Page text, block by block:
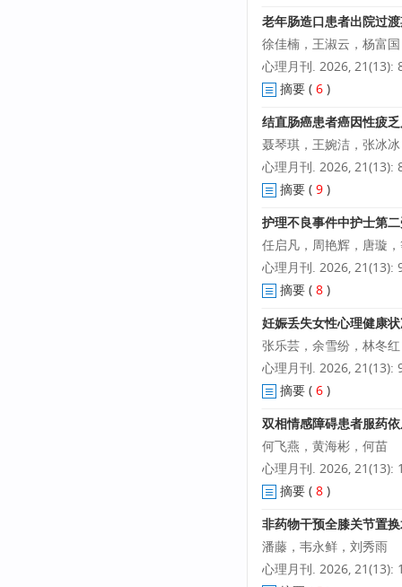
老年肠造口患者出院过
徐佳楠，王淑云，杨富
心理月刊. 2026, 21(13):
摘要 ( 6 )
结直肠癌患者癌因性疲
聂琴琪，王婉洁，张冰冰
心理月刊. 2026, 21(13):
摘要 ( 9 )
护理不良事件中护士第
任启凡，周艳辉，唐璇
心理月刊. 2026, 21(13):
摘要 ( 8 )
妊娠丢失女性心理健康
张乐芸，余雪纷，林冬
心理月刊. 2026, 21(13):
摘要 ( 6 )
双相情感障碍患者服药
何飞燕，黄海彬，何苗
心理月刊. 2026, 21(13):
摘要 ( 8 )
非药物干预全膝关节置
潘藤，韦永鲜，刘秀雨
心理月刊. 2026, 21(13):